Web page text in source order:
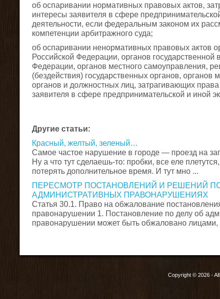
об оспаривании нормативных правовых актов,
интересы заявителя в сфере
деятельности, если федеральным законом их
компетенции арбитражного суда;
об оспаривании ненормативных правовых актов
Российской Федерации, органов государственной
Федерации, органов местного самоуправления,
(бездействия) государственных органов, органов
органов и должностных лиц, затрагивающих
заявителя в сфере предпринимательской и иной
Другие статьи:
Красный, желтый, зеленый…
Самое частое нарушение в городе — проезд на
Ну а что тут сделаешь-то: пробки, все еле
потерять дополнительное время. И тут мно ...
ПЕРЕСМОТР ПОСТАНОВЛЕНИЙ И РЕШЕНИЙ
АДМИНИСТРАТИВНЫХ ПРАВОНАРУШЕНИЯХ
Статья 30.1. Право на обжалование
правонарушении 1. Постановление по делу об
правонарушении может быть обжаловано лицами,
Copyright © 2026 -